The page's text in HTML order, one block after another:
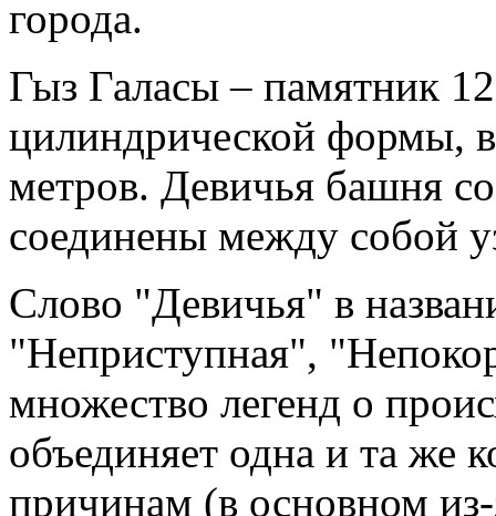
города.
Гыз Галасы – памятник
цилиндрической формы,
метров. Девичья башня
соединены между собой
Слово "Девичья" в
"Неприступная",
множество легенд о
объединяет одна и та же
причинам (в основном из-